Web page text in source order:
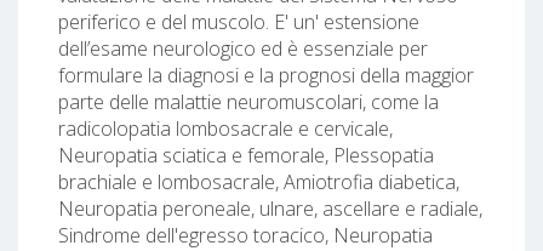
periferico e del muscolo. E' un' estensione
dell’esame neurologico ed è essenziale per
formulare la diagnosi e la prognosi della maggior
parte delle malattie neuromuscolari, come la
radicolopatia lombosacrale e cervicale,
Neuropatia sciatica e femorale, Plessopatia
brachiale e lombosacrale, Amiotrofia diabetica,
Neuropatia peroneale, ulnare, ascellare e radiale,
Sindrome dell'egresso toracico, Neuropatia